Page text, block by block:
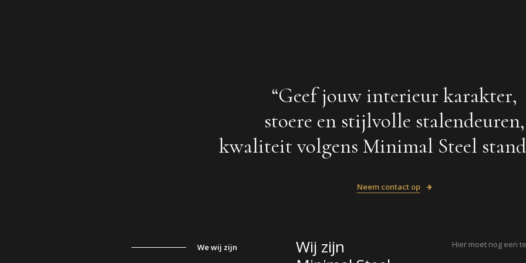
“Geef jouw interieur karakter,
stoere en stijlvolle stalendeuren,
kwaliteit volgens Minimal Steel
Neem contact op
We wij zijn
Wij zijn
Hier moet nog een